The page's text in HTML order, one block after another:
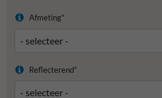
Afmeting*
Reflecterend*